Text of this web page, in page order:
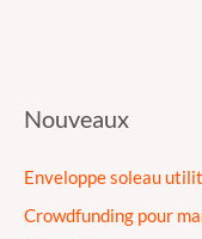
Nouveaux
Enveloppe soleau
Crowdfunding pour